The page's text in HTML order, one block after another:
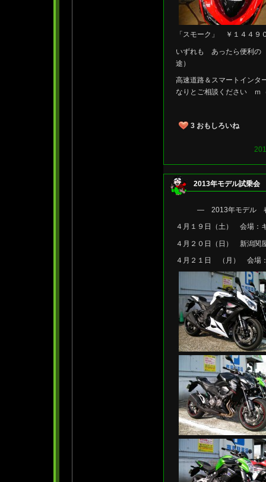
「スモーク」 ￥１４４９
いずれも あったら便利の
途）
高速道路＆スマートインタ
なりとご相談ください ｍ
3 おもしろいね
2013年モデル試乗会
— 2013年モデル 春
４月１９日（土） 会場：
４月２０日（日） 新潟関
４月２１日 （月） 会場